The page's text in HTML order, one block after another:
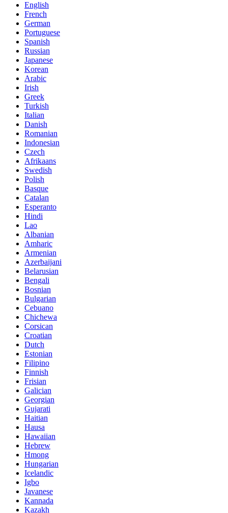
English
French
German
Portuguese
Spanish
Russian
Japanese
Korean
Arabic
Irish
Greek
Turkish
Italian
Danish
Romanian
Indonesian
Czech
Afrikaans
Swedish
Polish
Basque
Catalan
Esperanto
Hindi
Lao
Albanian
Amharic
Armenian
Azerbaijani
Belarusian
Bengali
Bosnian
Bulgarian
Cebuano
Chichewa
Corsican
Croatian
Dutch
Estonian
Filipino
Finnish
Frisian
Galician
Georgian
Gujarati
Haitian
Hausa
Hawaiian
Hebrew
Hmong
Hungarian
Icelandic
Igbo
Javanese
Kannada
Kazakh